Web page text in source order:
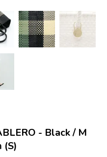
- Black / M
(S)